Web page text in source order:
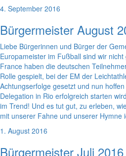
4. September 2016
Bürgermeister August
Liebe Bürgerinnen und Bürger der
Europameister im Fußball sind wir
France haben die deutschen
Rolle gespielt, bei der EM der
Achtungserfolge gesetzt und nun
Delegation in Rio erfolgreich starten
im Trend! Und es tut gut, zu erleben,
mit unserer Fahne und unserer Hymne
1. August 2016
Bürgermeister Juli 2016